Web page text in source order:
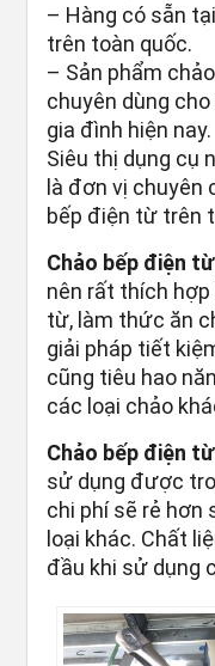
– Hàng có sẵn
trên toàn quốc.
– Sản phẩm
chuyên dùng
gia đình hiện nay.
Siêu thị dụng cụ
là đơn vị chuyên
bếp điện từ trên
Chảo bếp điện từ
nên rất thích
từ, làm thức ăn
giải pháp tiết
cũng tiêu hao
các loại chảo
Chảo bếp điện
sử dụng được
chi phí sẽ rẻ hơn
loại khác. Chất
đầu khi sử dụng